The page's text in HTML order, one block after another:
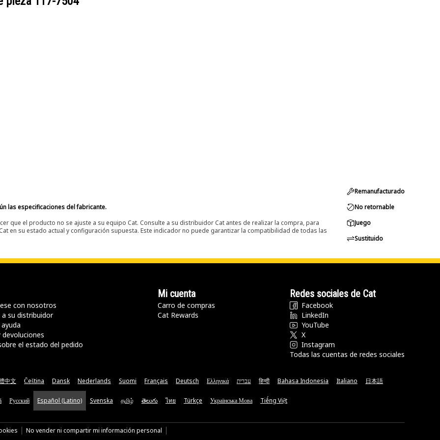
las especificaciones del fabricante.
que el producto no se ajuste a su equipo Cat. Consulte a su distribuidor Cat antes de realizar la compra, para
en su estado actual y configuración supuesta. Este indicador no puede garantizar la compatibilidad de todas las
Remanufacturado
No retornable
Juego
Sustituido
con nosotros
a su distribuidor
devoluciones
el estado del pedido
Mi cuenta
Carro de compras
Cat Rewards
Redes sociales de Cat
Facebook
LinkedIn
YouTube
X
Instagram
Todas las cuentas de redes sociales
中文 Čeština Dansk Nederlands Suomi Français Deutsch Ελληνικά עברית हिन्दी Bahasa Indonesia Italiano 日本語
Русский Español (Latino) Svenska தமிழ் తెలుగు ไทย Türkçe Українська Мова Tiếng Việt
No vender ni compartir mi información personal